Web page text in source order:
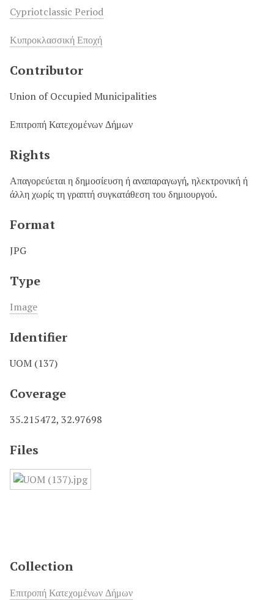
Cypriotclassic Period
Κυπροκλασσική Εποχή
Contributor
Union of Occupied Municipalities
Επιτροπή Κατεχομένων Δήμων
Rights
Απαγορεύεται η δημοσίευση ή αναπαραγωγή, ηλεκτρονική ή
άλλη χωρίς τη γραπτή συγκατάθεση του δημιουργού.
Format
JPG
Type
Image
Identifier
UOM (137)
Coverage
35.215472, 32.97698
Files
Collection
Επιτροπή Κατεχομένων Δήμων